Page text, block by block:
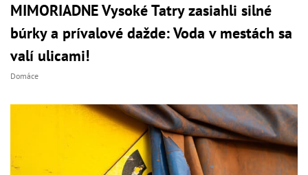
MIMORIADNE Vysoké Tatry zasiahli silné
búrky a prívalové dažde: Voda v mestách sa
valí ulicami!
Domáce